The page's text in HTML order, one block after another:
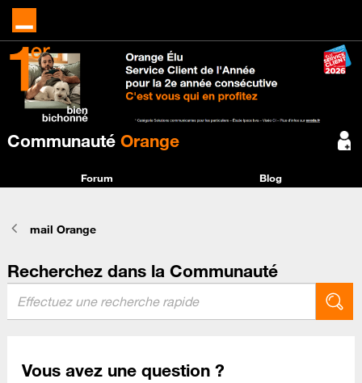
Communauté Orange
Forum Blog
mail Orange
Recherchez dans la Communauté
Vous avez une question ?